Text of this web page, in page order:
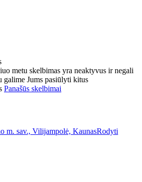
metu skelbimas yra neaktyvus ir negali
galime Jums pasiūlyti kitus
Panašūs skelbimai
m. sav., Vilijampolė, KaunasRodyti